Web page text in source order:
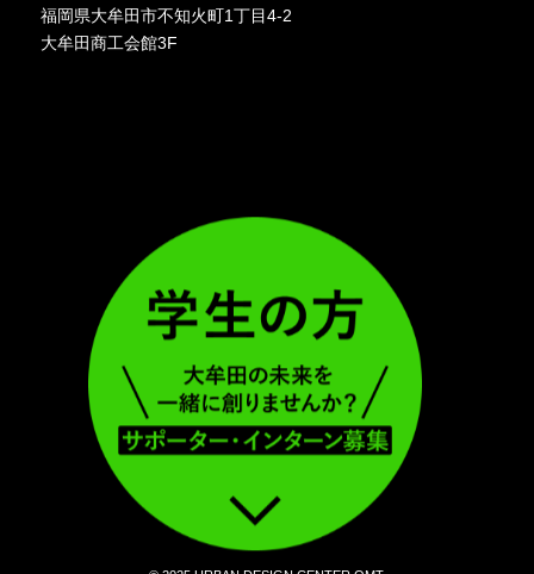
福岡県大牟田市不知火町1丁目4-2
大牟田商工会館3F